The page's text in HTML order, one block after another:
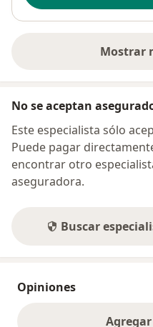
Mostrar
No se aceptan
Este especialista sólo
Puede pagar
encontrar otro
aseguradora.
Buscar
Opiniones